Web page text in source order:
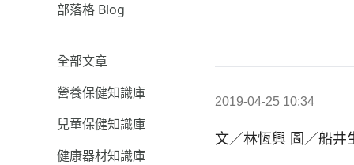
部落格 Blog
全部文章
營養保健知識庫
兒童保健知識庫
健康器材知識庫
2019-04-25 10:34
文／林恆興 圖／船井